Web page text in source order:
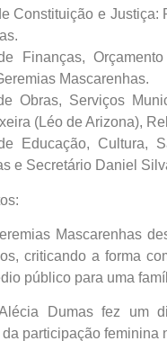
Constituição e Justiça:
Finanças,
Mascarenhas.
Obras, Serviços
(Léo de Arizona),
Educação, Cultura,
e Secretário Daniel
Mascarenhas
criticando a forma
público para uma
Dumas fez um
participação feminina